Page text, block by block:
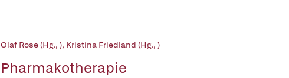
Olaf Rose (Hg., ), Kristina Friedland (Hg., )
Pharmakotherapie